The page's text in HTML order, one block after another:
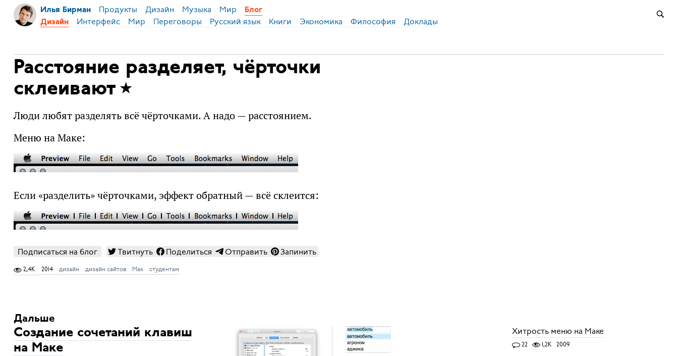
Илья Бирман Продукты Дизайн Музыка Мир
Блог
Дизайн
Интерфейс Мир Переговоры Русский язык Книги Экономика Философия Доклады
Расстояние разделяет, чёрточки
склеивают
Люди любят разделять всё чёрточками. А надо — расстоянием.
Меню на Маке:
Если «разделить» чёрточками, эффект обратный — всё склеится:
Подписаться на блог Твитнуть Поделиться Отправить Запинить
2,4K 2014 дизайн дизайн сайтов Мак студентам
Дальше
Создание сочетаний клавиш
на Маке
Хитрость меню на Маке
22 1,2K 2009